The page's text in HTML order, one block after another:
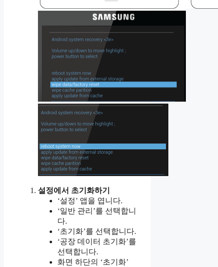
설정에서 초기화하기
‘설정’ 앱을 엽니다.
‘일반 관리’를 선택합니
다.
‘초기화’를 선택합니다.
‘공장 데이터 초기화’를
선택합니다.
화면 하단의 ‘초기화’